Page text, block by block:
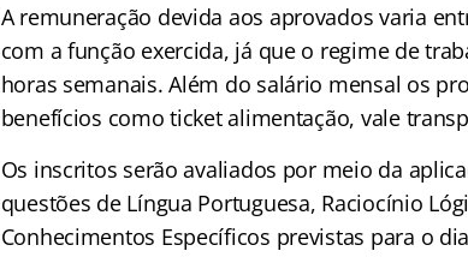
A remuneração devida aos aprovados varia
com a função exercida, já que o regime de
horas semanais. Além do salário mensal os
benefícios como ticket alimentação, vale
Os inscritos serão avaliados por meio da
questões de Língua Portuguesa, Raciocínio
Conhecimentos Específicos previstas para o